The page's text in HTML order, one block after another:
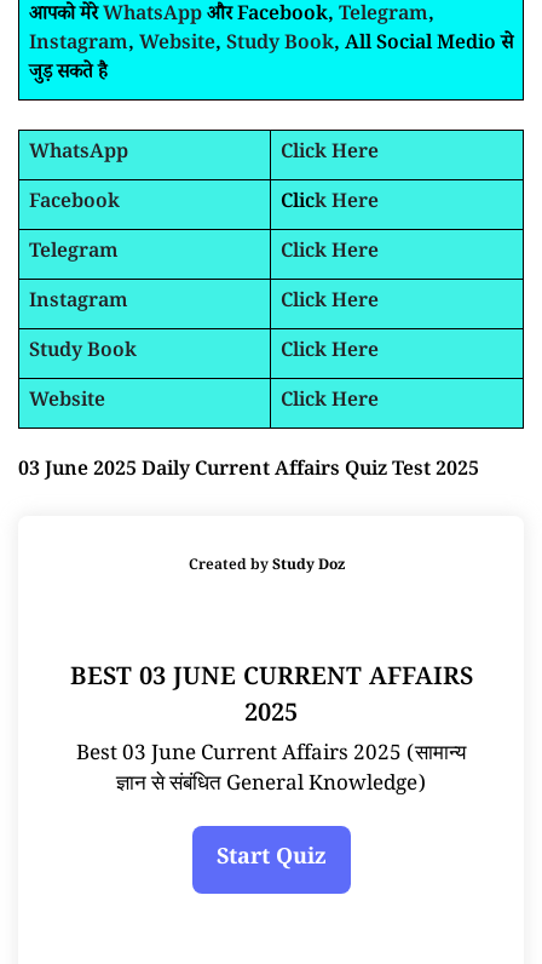
आपको मेरेWhatsAppऔर Facebook, Telegram,
Instagram, Website, Study Book, All Social Medio से
जुड़ सकते है
WhatsApp
Click Here
Facebook
Click Here
Telegram
Click Here
Instagram
Click Here
Study Book
Click Here
Website
Click Here
03 June 2025 Daily Current Affairs Quiz Test 2025
Created byStudy Doz
BEST 03 JUNE CURRENT AFFAIRS
2025
Best 03 June Current Affairs 2025 (सामान्य
ज्ञान से संबंधित General Knowledge)